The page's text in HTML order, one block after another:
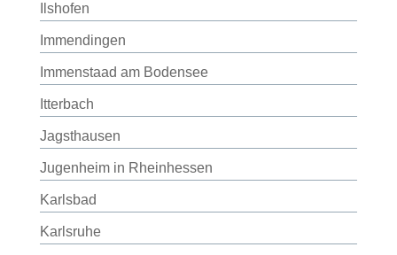
Ilshofen
Immendingen
Immenstaad am Bodensee
Itterbach
Jagsthausen
Jugenheim in Rheinhessen
Karlsbad
Karlsruhe